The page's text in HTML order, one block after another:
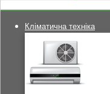
Кліматична техніка